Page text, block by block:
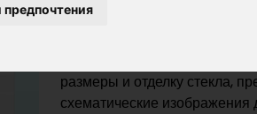
Платформа предлагает
размеры и отделку стекла,
схематические